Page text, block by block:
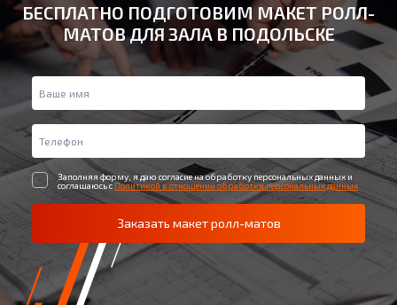
БЕСПЛАТНО ПОДГОТОВИМ МАКЕТ РОЛЛ-
МАТОВ ДЛЯ ЗАЛА В ПОДОЛЬСКЕ
Заполняя форму, я даю согласие на обработку персональных данных и
соглашаюсь с Политикой в отношении обработки персональных данных
Заказать макет ролл-матов